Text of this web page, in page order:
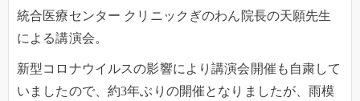
統合医療センター クリニックぎのわん院長の天願先生
による講演会。
新型コロナウイルスの影響により講演会開催も自粛して
いましたので、約3年ぶりの開催となりましたが、雨模